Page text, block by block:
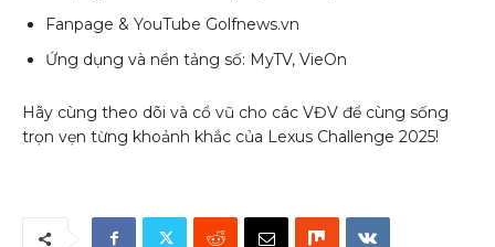
Fanpage & YouTube Golfnews.vn
Ứng dụng và nền tảng số: MyTV, VieOn
Hãy cùng theo dõi và cổ vũ cho các VĐV để cùng sống
trọn vẹn từng khoảnh khắc của Lexus Challenge 2025!